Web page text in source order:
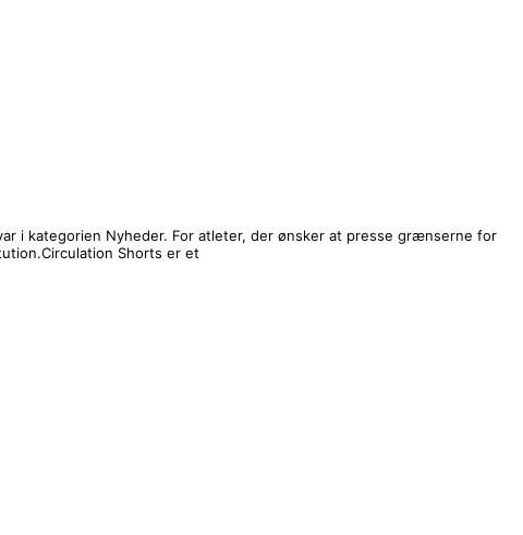
i kategorien Nyheder. For atleter, der ønsker at presse grænserne for
Shorts er et